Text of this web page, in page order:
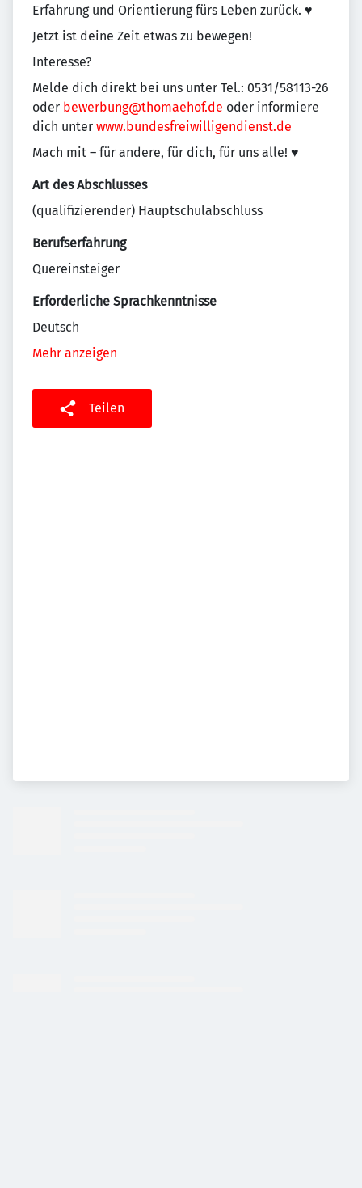
Erfahrung und Orientierung fürs Leben zurück. ♥
Jetzt ist deine Zeit etwas zu bewegen!
Interesse?
Melde dich direkt bei uns unter Tel.: 0531/58113-26
oder bewerbung@thomaehof.de oder informiere
dich unter www.bundesfreiwilligendienst.de
Mach mit – für andere, für dich, für uns alle! ♥
Art des Abschlusses
(qualifizierender) Hauptschulabschluss
Berufserfahrung
Quereinsteiger
Erforderliche Sprachkenntnisse
Deutsch
Mehr anzeigen
Teilen